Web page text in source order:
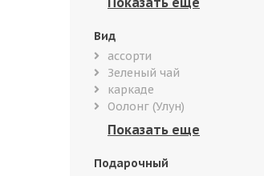
Вид
ассорти
Зеленый чай
каркаде
Оолонг (Улун)
Подарочный